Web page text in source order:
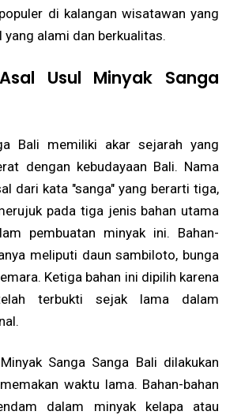
di kalangan wisatawan yang
alami dan berkualitas.
Usul Minyak Sanga
Bali memiliki akar sejarah yang
dengan kebudayaan Bali. Nama
dari kata "sanga" yang berarti tiga,
pada tiga jenis bahan utama
pembuatan minyak ini. Bahan-
meliputi daun sambiloto, bunga
Ketiga bahan ini dipilih karena
terbukti sejak lama dalam
Sanga Sanga Bali dilakukan
waktu lama. Bahan-bahan
dalam minyak kelapa atau